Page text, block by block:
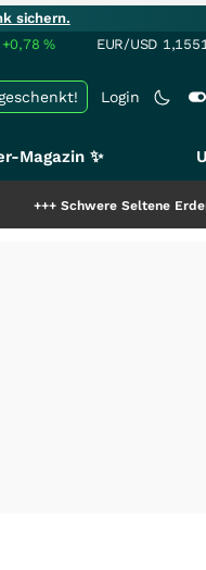
sichern.
+0,78% EUR/USD
Login
Magazin ✨
Schwere Seltene Erden: